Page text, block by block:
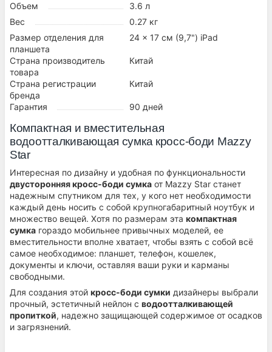
Объем
3.6 л
Вес
0.27 кг
Размер отделения для
планшета
24 x 17 см (9,7") iPad
Страна производитель
товара
Китай
Страна регистрации
бренда
Китай
Гарантия 90 дней
Компактная и вместительная
водоотталкивающая сумка кросс-боди Mazzy
Star
Интересная по дизайну и удобная по функциональности
двусторонняя кросс-боди сумка от Mazzy Star станет
надежным спутником для тех, у кого нет необходимости
каждый день носить с собой крупногабаритный ноутбук и
множество вещей. Хотя по размерам эта компактная
сумка гораздо мобильнее привычных моделей, ее
вместительности вполне хватает, чтобы взять с собой всё
самое необходимое: планшет, телефон, кошелек,
документы и ключи, оставляя ваши руки и карманы
свободными.
Для создания этой кросс-боди сумки дизайнеры выбрали
прочный, эстетичный нейлон с водоотталкивающей
пропиткой, надежно защищающей содержимое от осадков
и загрязнений.